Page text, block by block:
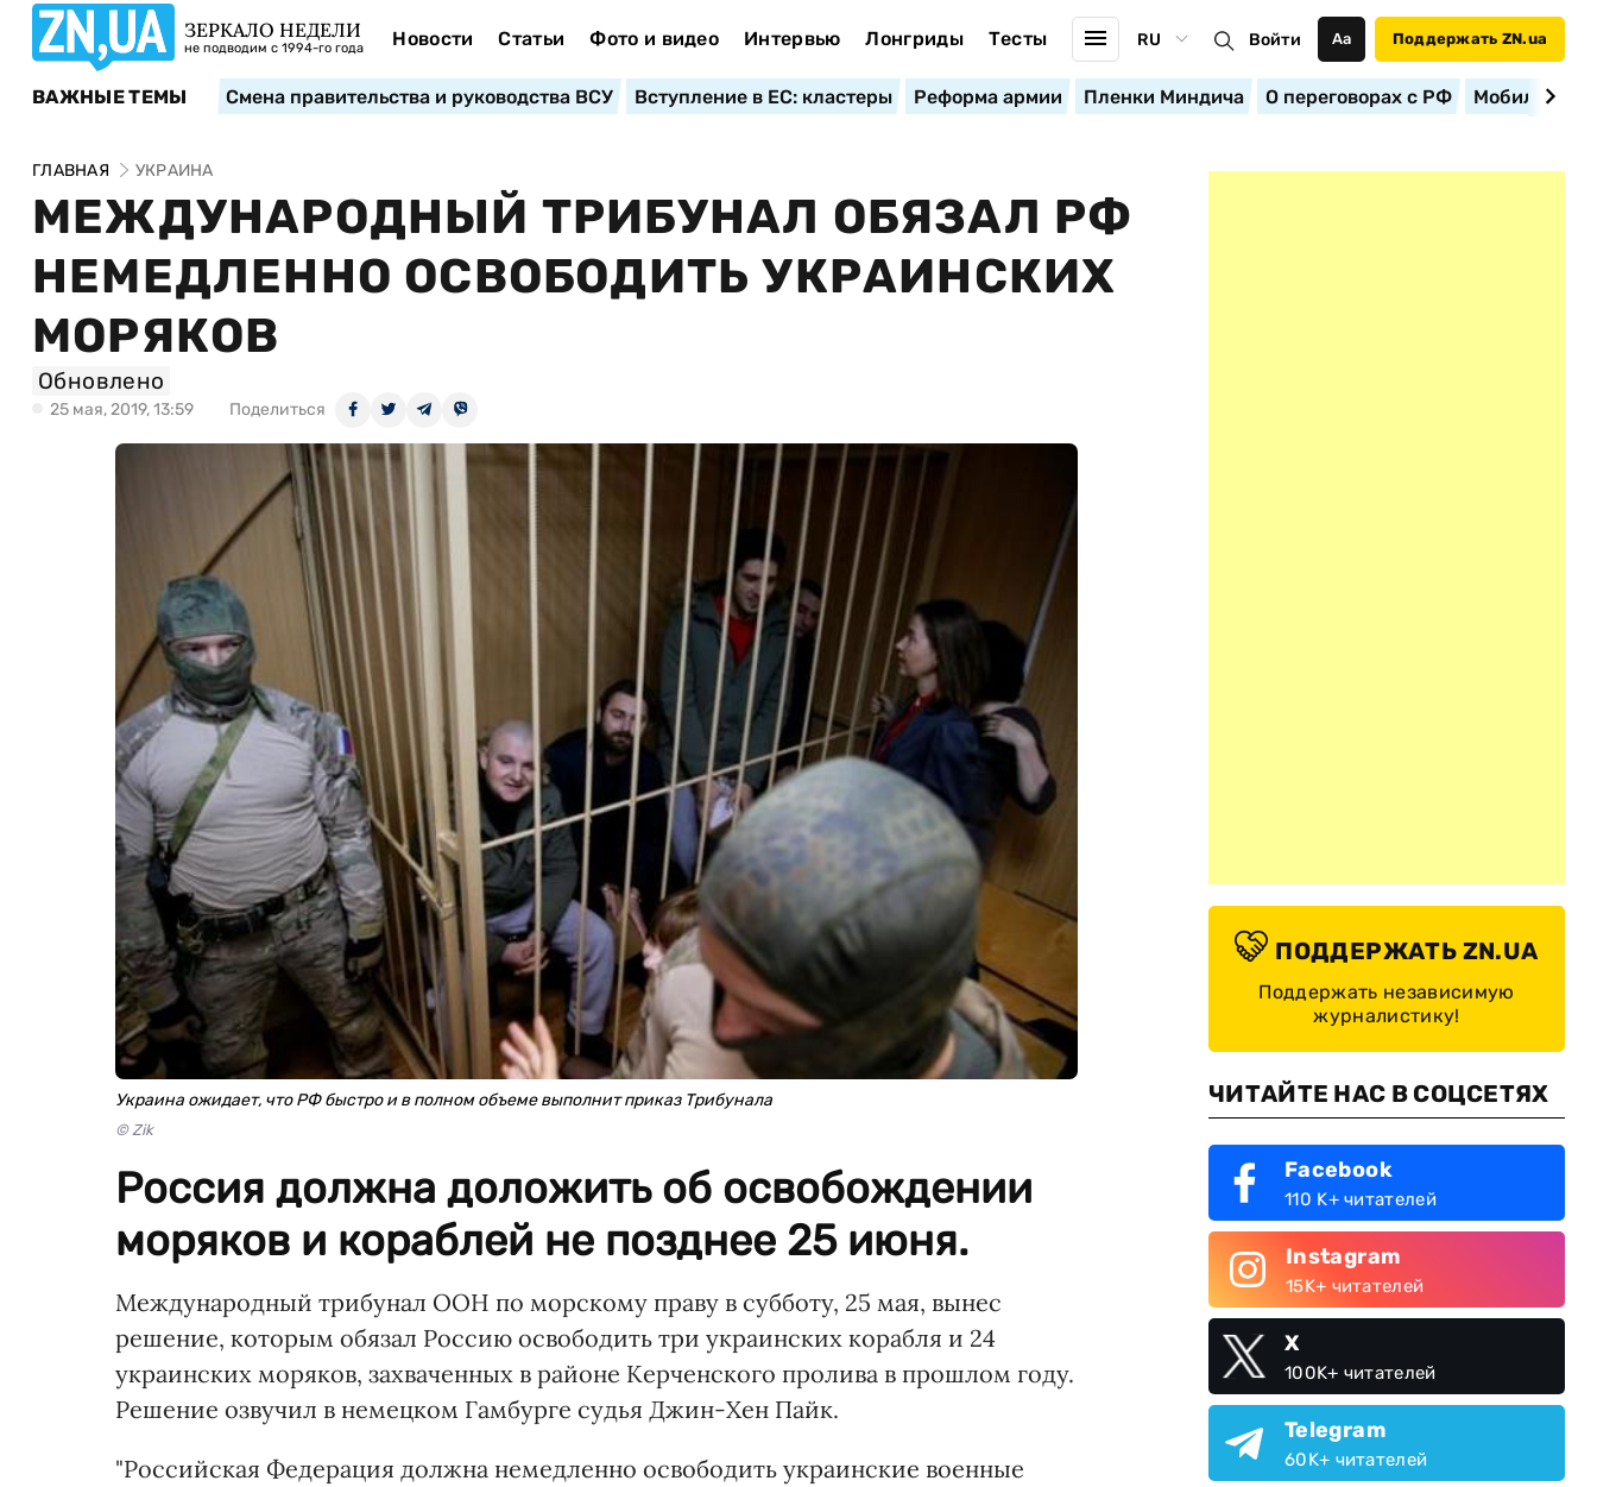
ЗЕРКАЛО НЕДЕЛИ
не подводим с 1994-го года Новости Статьи Фото и видео Интервью Лонгриды Тесты RU Войти Аа Поддержать ZN.ua
ВАЖНЫЕ ТЕМЫ Смена правительства и руководства ВСУ Вступление в ЕС: кластеры Реформа армии Пленки Миндича О переговорах с РФ
ГЛАВНАЯ УКРАИНА
МЕЖДУНАРОДНЫЙ ТРИБУНАЛ ОБЯЗАЛ РФ
НЕМЕДЛЕННО ОСВОБОДИТЬ УКРАИНСКИХ
МОРЯКОВ
Обновлено
25 мая, 2019, 13:59 Поделиться
Украина ожидает, что РФ быстро и в полном объеме выполнит приказ Трибунала
© Zik
Россия должна доложить об освобождении
моряков и кораблей не позднее 25 июня.
Международный трибунал ООН по морскому праву в субботу, 25 мая, вынес
решение, которым обязал Россию освободить три украинских корабля и 24
украинских моряков, захваченных в районе Керченского пролива в прошлом году.
Решение озвучил в немецком Гамбурге судья Джин-Хен Пайк.
"Российская Федерация должна немедленно освободить украинские военные
ПОДДЕРЖАТЬ ZN.UA
Поддержать независимую
журналистику!
ЧИТАЙТЕ НАС В СОЦСЕТЯХ
Facebook
110 K+ читателей
Instagram
15K+ читателей
X
100K+ читателей
Telegram
60K+ читателей